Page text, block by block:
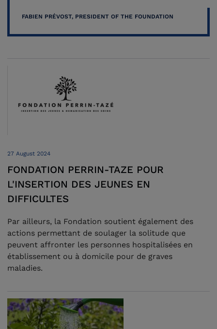
FABIEN PRÉVOST, PRESIDENT OF THE FOUNDATION
27 August 2024
FONDATION PERRIN-TAZE POUR
L'INSERTION DES JEUNES EN
DIFFICULTES
Par ailleurs, la Fondation soutient également des
actions permettant de soulager la solitude que
peuvent affronter les personnes hospitalisées en
établissement ou à domicile pour de graves
maladies.